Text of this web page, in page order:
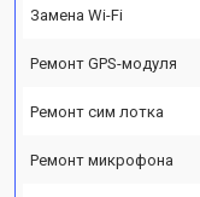
Замена Wi-Fi
Ремонт GPS-модуля
Ремонт сим лотка
Ремонт микрофона